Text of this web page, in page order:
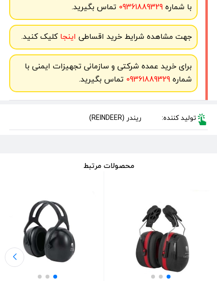
با شماره09361889329 تماس بگیرید.
جهت مشاهده شرایط خرید اقساطی اینجاکلیک کنید.
برای خرید عمده شرکتی و سازمانی تجهیزات ایمنی با
شماره09361889329 تماس بگیرید.
تولید کننده: ریندر (REINDEER)
محصولات مرتبط